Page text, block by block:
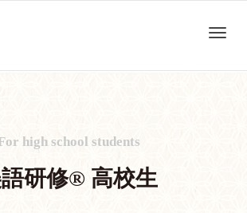
high school students
研修® 高校生